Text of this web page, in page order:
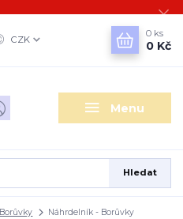
Menu
CZK
Hledat
0 ks
0 Kč
Borůvky Náhrdelník - Borůvky